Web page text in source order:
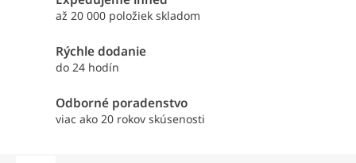
až 20 000 položiek skladom
Rýchle dodanie
do 24 hodín
Odborné poradenstvo
viac ako 20 rokov skúsenosti